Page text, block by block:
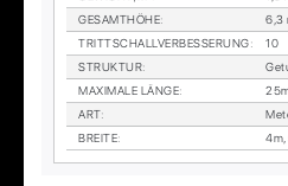
GE­SAMT­HÖ­HE:
6,3
TRITT­SCHALL­VER­BES­SE­RUNG:
10
STRUK­TUR:
MA­XI­MA­LE LÄN­GE:
ART:
BREI­TE: 4m,